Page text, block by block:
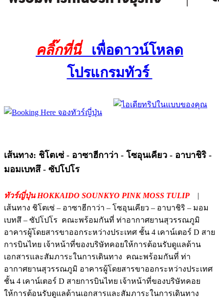
คลิ๊กที่นี่
เพื่อดาวน์โหลด
โปรแกรมทัวร์
เส้นทาง: ชิโตเซ่ - อาซาฮีกาว่า - โซอุนเคียว - อาบาชิริ -
มอมเบทสึ - ซัปโปโร
ทัวร์ญี่ปุ่น HOKKAIDO SOUNKYO PINK MOSS TULIP |
เส้นทาง ชิโตเซ่ – อาซาฮีกาว่า – โซอุนเคียว – อาบาชิริ – มอม
เบทสึ – ซัปโปโร คณะพร้อมกันที่ ท่าอากาศยานสุวรรณภูมิ
อาคารผู้โดยสารขาออกระหว่างประเทศ ชั้น 4 เคาน์เตอร์ D สาย
การบินไทย เจ้าหน้าที่ของบริษัทคอยให้การต้อนรับดูแลด้าน
เอกสารและสัมภาระในการเดินทาง คณะพร้อมกันที่ ท่า
อากาศยานสุวรรณภูมิ อาคารผู้โดยสารขาออกระหว่างประเทศ
ชั้น 4 เคาน์เตอร์ D สายการบินไทย เจ้าหน้าที่ของบริษัทคอย
ให้การต้อนรับดูแลด้านเอกสารและสัมภาระในการเดินทาง